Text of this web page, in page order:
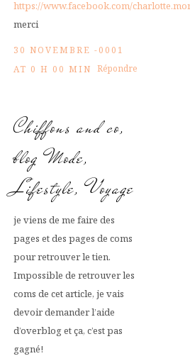
https://www.facebook.com/
merci
30 NOVEMBRE -0001
AT 0 H 00 MIN Répondre
Chiffons and co,
blog Mode,
Lifestyle, Voyage
je viens de me faire des
pages et des pages de coms
pour retrouver le tien.
Impossible de retrouver les
coms de cet article, je vais
devoir demander l’aide
d’overblog et ça, c’est pas
gagné!